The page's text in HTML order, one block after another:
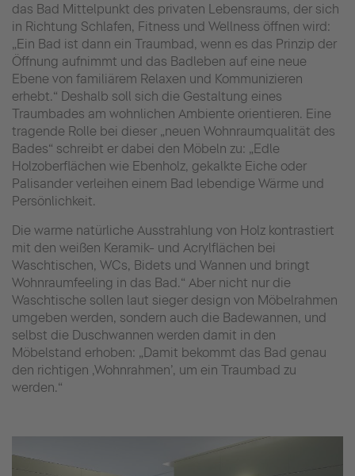
das Bad Mittelpunkt des privaten Lebensraums, der sich
in Richtung Schlafen, Fitness und Wellness öffnen wird:
„Ein Bad ist dann ein Traumbad, wenn es das Prinzip der
Öffnung aufnimmt und das Badleben auf eine neue
Ebene von familiärem Relaxen und Kommunizieren
erhebt.“ Deshalb soll sich die Gestaltung eines
Traumbades am wohnlichen Ambiente orientieren. Eine
tragende Rolle bei dieser „neuen Wohnraumqualität des
Bades“ schreibt er dabei den Möbeln zu: „Edle
Holzoberflächen wie Ebenholz, gekalkte Eiche oder
Palisander verleihen einem Bad lebendige Wärme und
Persönlichkeit.
Die warme natürliche Ausstrahlung von Holz kontrastiert
mit den weißen Keramik- und Acrylflächen bei
Waschtischen, WCs, Bidets und Wannen und bringt
Wohnraumfeeling in das Bad.“ Aber nicht nur die
Waschtische sollen laut sieger design von Möbelrahmen
umgeben werden, sondern auch die Badewannen, und
selbst die Duschwannen werden damit in den
Möbelstand erhoben: „Damit bekommt das Bad genau
den richtigen ‚Wohnrahmen’, um ein Traumbad zu
werden.“